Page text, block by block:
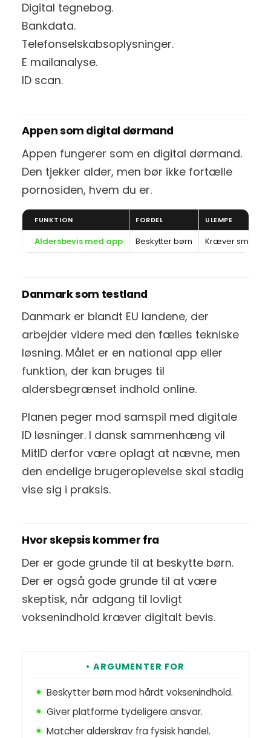
Digital tegnebog.
Bankdata.
Telefonselskabsoplysninger.
E mailanalyse.
ID scan.
Appen som digital dørmand
Appen fungerer som en digital dørmand.
Den tjekker alder, men bør ikke fortælle
pornosiden, hvem du er.
FUNKTION FORDEL ULEMPE
Aldersbevis med app Beskytter børn Kræver
Danmark som testland
Danmark er blandt EU landene, der
arbejder videre med den fælles tekniske
løsning. Målet er en national app eller
funktion, der kan bruges til
aldersbegrænset indhold online.
Planen peger mod samspil med digitale
ID løsninger. I dansk sammenhæng vil
MitID derfor være oplagt at nævne, men
den endelige brugeroplevelse skal stadig
vise sig i praksis.
Hvor skepsis kommer fra
Der er gode grunde til at beskytte børn.
Der er også gode grunde til at være
skeptisk, når adgang til lovligt
voksenindhold kræver digitalt bevis.
• ARGUMENTER FOR
Beskytter børn mod hårdt voksenindhold.
Giver platforme tydeligere ansvar.
Matcher alderskrav fra fysisk handel.